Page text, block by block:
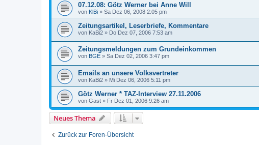
07.12.08: Götz Werner bei Anne Will
von KlBi » Sa Dez 06, 2008 2:05 pm
Zeitungsartikel, Leserbriefe, Kommentare
von KaBi2 » Do Dez 07, 2006 7:53 am
Zeitungsmeldungen zum Grundeinkommen
von BGE » Sa Dez 02, 2006 3:47 pm
Emails an unsere Volksvertreter
von KaBi2 » Mi Dez 06, 2006 5:11 pm
Götz Werner * TAZ-Interview 27.11.2006
von Gast » Fr Dez 01, 2006 9:26 am
Neues Thema
Zurück zur Foren-Übersicht